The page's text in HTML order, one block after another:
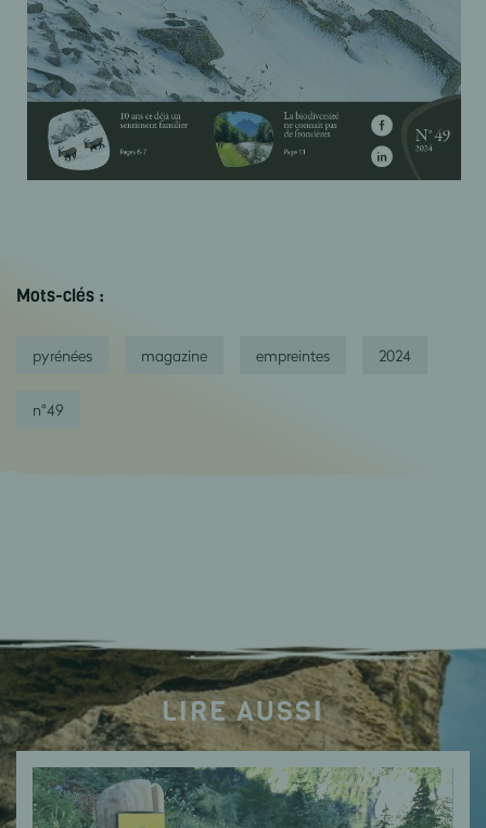
Mots-clés :
pyrénées magazine empreintes 2024
n°49
LIRE AUSSI